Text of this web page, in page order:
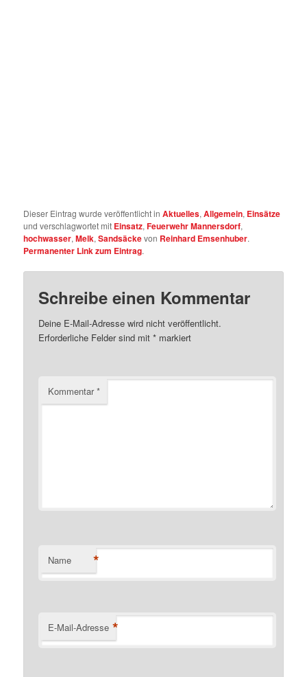
Dieser Eintrag wurde veröffentlicht inAktuelles,Allgemein, Einsätze
und verschlagwortet mit Einsatz,Feuerwehr Mannersdorf,
hochwasser,Melk,Sandsäckevon Reinhard Emsenhuber.
Permanenter Link zum Eintrag.
Schreibe einen Kommentar
Deine E-Mail-Adresse wird nicht veröffentlicht.
Erforderliche Felder sind mit* markiert
Kommentar*
Name *
E-Mail-Adresse *